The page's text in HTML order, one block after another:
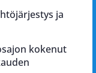
ja
kokenut